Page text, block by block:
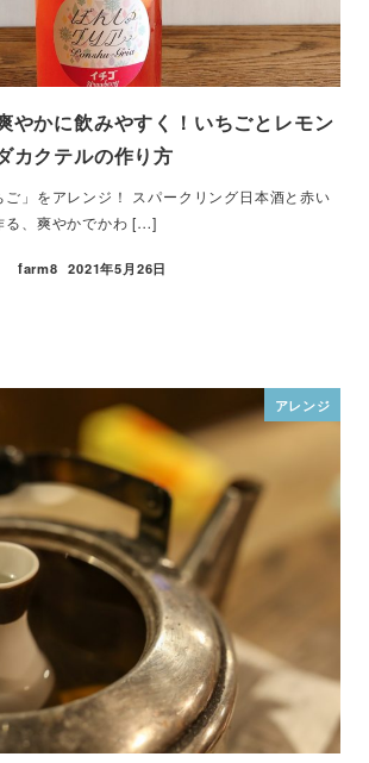
やかに飲みやすく！いちごとレモン
カクテルの作り方
」をアレンジ！ スパークリング日本酒と赤い
る、爽やかでかわ […]
farm8 2021年5月26日
アレンジ